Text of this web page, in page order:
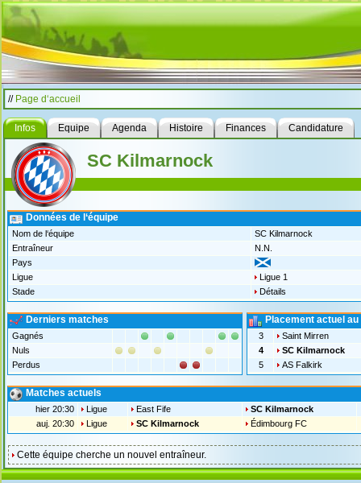
// Page d‘accueil
Infos Equipe Agenda Histoire Finances Candidature
SC Kilmarnock
Données de l‘équipe
Nom de l‘équipe
SC Kilmarnock
Entraîneur
N.N.
Pays
Ligue
Ligue 1
Stade
Détails
Derniers matches
Gagnés
Nuls
Perdus
Placement actuel
3
Saint Mirren
4
SC Kilmarnock
5
AS Falkirk
Matches actuels
hier 20:30 Ligue East Fife
SC Kilmarnock
auj. 20:30
Ligue SC Kilmarnock Édimbourg FC
Cette équipe cherche un nouvel entraîneur.